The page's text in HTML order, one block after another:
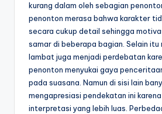
kurang dalam oleh sebagian
penonton merasa bahwa karakter
secara cukup detail sehingga
samar di beberapa bagian. Selain
lambat juga menjadi perdebatan
penonton menyukai gaya
pada suasana. Namun di sisi lain
mengapresiasi pendekatan ini
interpretasi yang lebih luas.